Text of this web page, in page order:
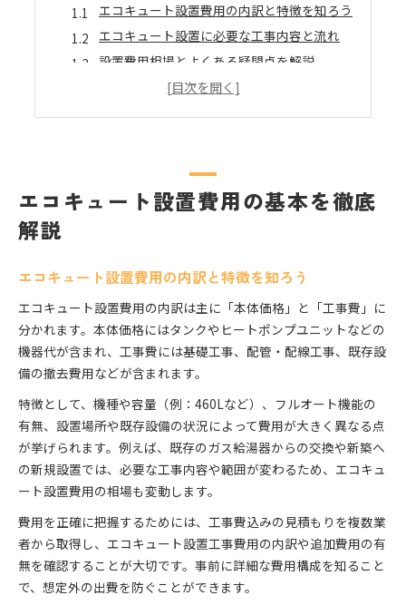
エコキュート設置費用の内訳と特徴を知ろう
エコキュート設置に必要な工事内容と流れ
設置費用相場とよくある疑問点を解説
本体価格と工事費込みで考える費用感覚
費用相場と補助金の最新情報を押さえる
設置費用を抑える補助金申請のポイント
設置費用を抑えるポイントを紹介
エコキュート設置費用削減のコツを伝授
業者選びで工事費を最適化する方法
見積もり比較で無駄な費用をカットしよう
余計な追加費用を防ぐための事前準備
新規設置と交換で違う費用の内訳
新規設置と交換のエコキュート費用比較
設置費用の違いを知り最適な選択を目指す
交換時の追加工事費用に注意しよう
エコキュート設置費用の内訳を細かく確認
新設と交換で費用が変わるポイント
工事費や追加費用に関する不安を解消
エコキュート設置費用の基本を徹底
解説
エコキュート設置費用の内訳と特徴を知ろう
エコキュート設置費用の内訳は主に「本体価格」と「工事費」に
分かれます。本体価格にはタンクやヒートポンプユニットなどの
機器代が含まれ、工事費には基礎工事、配管・配線工事、既存設
備の撤去費用などが含まれます。
特徴として、機種や容量（例：460Lなど）、フルオート機能の
有無、設置場所や既存設備の状況によって費用が大きく異なる点
が挙げられます。例えば、既存のガス給湯器からの交換や新築へ
の新規設置では、必要な工事内容や範囲が変わるため、エコキュ
ート設置費用の相場も変動します。
費用を正確に把握するためには、工事費込みの見積もりを複数業
者から取得し、エコキュート設置工事費用の内訳や追加費用の有
無を確認することが大切です。事前に詳細な費用構成を知ること
で、想定外の出費を防ぐことができます。